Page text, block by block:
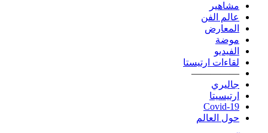
مشاهير
عالم الفن
المعارض
موضة
الفيديو
لقاءات ارتيستا
—————
جاليري
ارتيسيتا
Covid-19
حول العالم